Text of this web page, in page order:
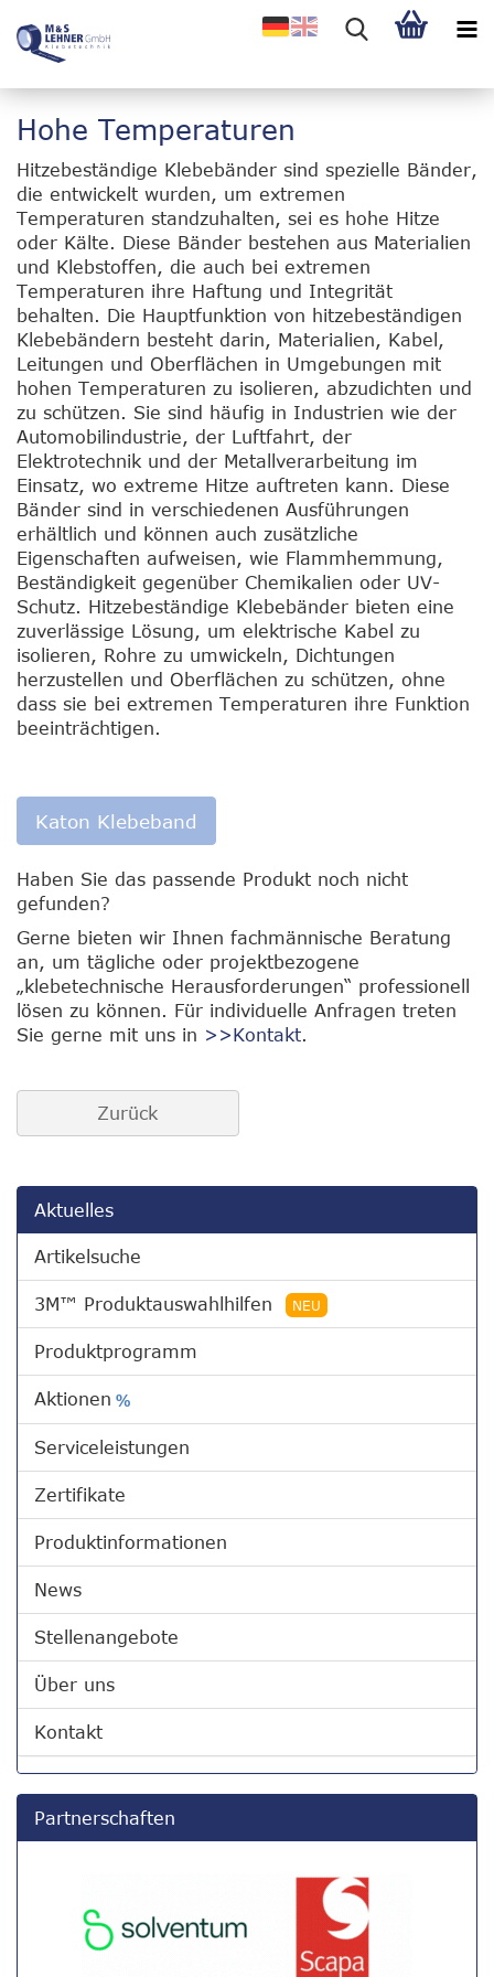
Hohe Temperaturen
Hitzebeständige Klebebänder sind spezielle Bänder,
die entwickelt wurden, um extremen
Temperaturen standzuhalten, sei es hohe Hitze
oder Kälte. Diese Bänder bestehen aus Materialien
und Klebstoffen, die auch bei extremen
Temperaturen ihre Haftung und Integrität
behalten. Die Hauptfunktion von hitzebeständigen
Klebebändern besteht darin, Materialien, Kabel,
Leitungen und Oberflächen in Umgebungen mit
hohen Temperaturen zu isolieren, abzudichten und
zu schützen. Sie sind häufig in Industrien wie der
Automobilindustrie, der Luftfahrt, der
Elektrotechnik und der Metallverarbeitung im
Einsatz, wo extreme Hitze auftreten kann. Diese
Bänder sind in verschiedenen Ausführungen
erhältlich und können auch zusätzliche
Eigenschaften aufweisen, wie Flammhemmung,
Beständigkeit gegenüber Chemikalien oder UV-
Schutz. Hitzebeständige Klebebänder bieten eine
zuverlässige Lösung, um elektrische Kabel zu
isolieren, Rohre zu umwickeln, Dichtungen
herzustellen und Oberflächen zu schützen, ohne
dass sie bei extremen Temperaturen ihre Funktion
beeinträchtigen.
Katon Klebeband
Haben Sie das passende Produkt noch nicht
gefunden?
Gerne bieten wir Ihnen fachmännische Beratung
an, um tägliche oder projektbezogene
„klebetechnische Herausforderungen“ professionell
lösen zu können. Für individuelle Anfragen treten
Sie gerne mit uns in >>Kontakt.
Zurück
Aktuelles
Artikelsuche
3M™ Produktauswahlhilfen NEU
Produktprogramm
Aktionen %
Serviceleistungen
Zertifikate
Produktinformationen
News
Stellenangebote
Über uns
Kontakt
Partnerschaften